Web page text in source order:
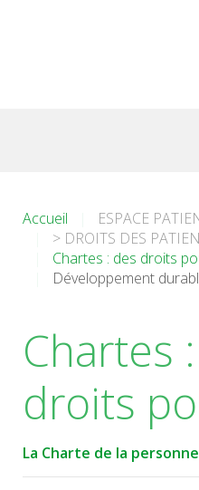
Accueil
ESPACE
> DROITS DES
Chartes : des droits
Développement
Chartes
droits
La Charte de la